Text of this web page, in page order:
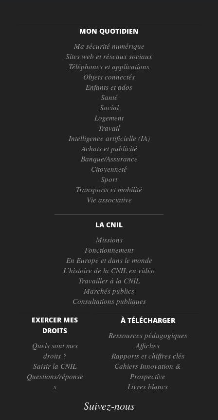
MON QUOTIDIEN
Ma sécurité numérique
Sites web et réseaux sociaux
Téléphones et applications
Objets connectés
Enfants et ados
Santé
Social
Logement
Travail
Intelligence artificielle (IA)
Achats et publicité
Banque/Assurance
Citoyenneté
Sport
Transports et mobilité
Vie associative
LA CNIL
Missions
Fonctionnement
En Europe et dans le monde
L’histoire de la CNIL en vidéo
Travailler à la CNIL
Marchés publics
Consultations publiques
EXERCER MES
DROITS
Quels sont mes
droits ?
Saisir la CNIL
Questions/réponse
s
À TÉLÉCHARGER
Ressources pédagogiques
Affiches
Rapports et chiffres clés
Cahiers Innovation &
Prospective
Livres blancs
Suivez-nous